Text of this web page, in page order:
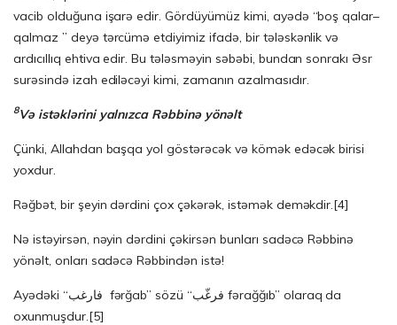
vacib olduğuna işarə edir. Gördüyümüz kimi, ayədə “boş qalar–
qalmaz ” deyə tərcümə etdiyimiz ifadə, bir tələskənlik və
ardıcıllıq ehtiva edir. Bu tələsməyin səbəbi, bundan sonrakı Əsr
surəsində izah ediləcəyi kimi, zamanın azalmasıdır.
8Və istəklərini yalnızca Rəbbinə yönəlt
Çünki, Allahdan başqa yol göstərəcək və kömək edəcək birisi
yoxdur.
Rəğbət, bir şeyin dərdini çox çəkərək, istəmək deməkdir.[4]
Nə istəyirsən, nəyin dərdini çəkirsən bunları sadəcə Rəbbinə
yönəlt, onları sadəcə Rəbbindən istə!
Ayədəki “فارغب fərğab” sözü “فرغّب fərağğıb” olaraq da
oxunmuşdur.[5]